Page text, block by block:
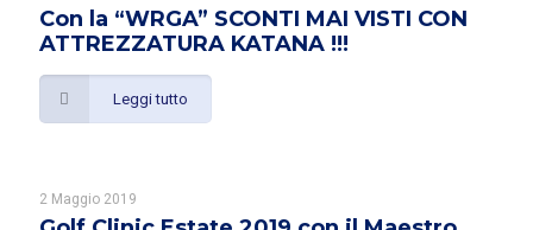
Con la “WRGA” SCONTI MAI VISTI CON
ATTREZZATURA KATANA !!!
Leggi tutto
2 Maggio 2019